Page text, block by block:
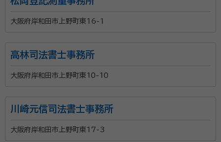
大阪府岸和田市上野町東16-1
高林司法書士事務所
大阪府岸和田市上野町東10-10
川崎元信司法書士事務所
大阪府岸和田市上野町東17-3